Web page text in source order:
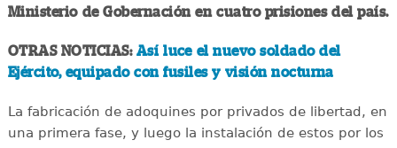
Ministerio de Gobernación en cuatro prisiones del país.
OTRAS NOTICIAS: Así luce el nuevo soldado del
Ejército, equipado con fusiles y visión nocturna
La fabricación de adoquines por privados de libertad, en
una primera fase, y luego la instalación de estos por los